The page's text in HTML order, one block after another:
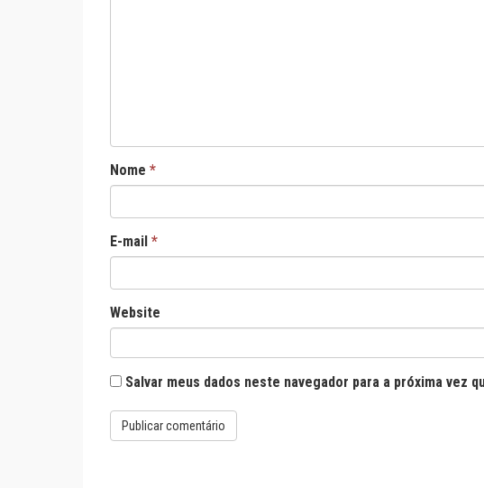
Nome *
E-mail *
Website
Salvar meus dados neste navegador para a próxima vez